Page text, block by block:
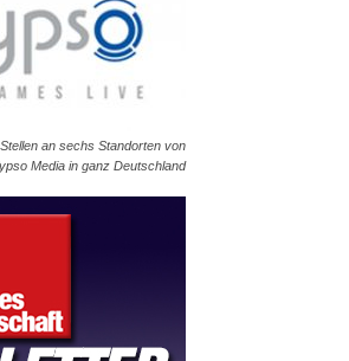
an sechs Standorten von
Media in ganz Deutschland